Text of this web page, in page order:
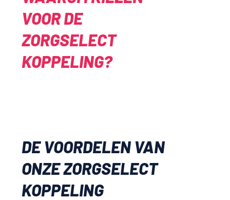
VOOR DE
ZORGSELECT
KOPPELING?
DE VOORDELEN VAN
ONZE ZORGSELECT
KOPPELING